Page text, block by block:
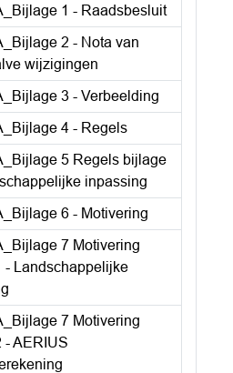
1 - Raadsbesluit
2 - Nota van
wijzigingen
3 - Verbeelding
4 - Regels
5 Regels bijlage
inpassing
6 - Motivering
7 Motivering
- Landschappelijke
7 Motivering
- AERIUS